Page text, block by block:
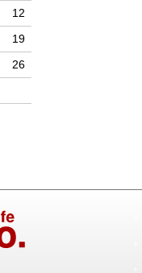
12
19
26